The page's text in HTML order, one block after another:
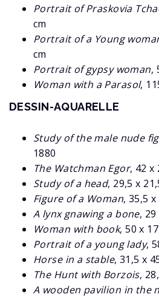
Portrait of Praskovia
cm
Portrait of a Young
cm
Portrait of gypsy woman,
Woman with a Parasol,
DESSIN-AQUARELLE
Study of the male nude
1880
The Watchman Egor, 42 x
Study of a head, 29,5 x
Figure of a Woman, 35,5
A lynx gnawing a bone, 29
Woman with book, 50 x
Portrait of a young lady,
Horse in a stable, 31,5 x
The Hunt with Borzois,
A wooden pavilion in the